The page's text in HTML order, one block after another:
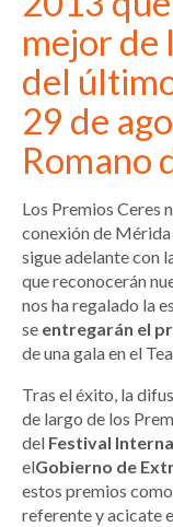
mejor de
del
29 de
Romano
Los Premios Ceres
conexión de
sigue adelante con
que reconocerán
nos ha regalado la
se entregarán el
de una gala en el
Tras el éxito, la
de largo de los
del Festival
elGobierno de
estos premios
referente y acicate